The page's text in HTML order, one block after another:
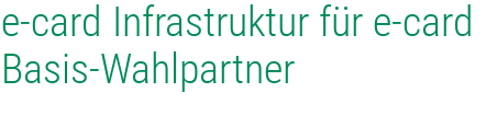
e-card Infrastruktur für e-card
Basis-Wahlpartner